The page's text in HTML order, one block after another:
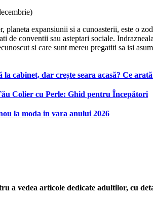
planeta expansiunii si a cunoasterii, este o
de conventii sau asteptari sociale.
si care sunt mereu pregatiti sa isi
la cabinet, dar crește seara acasă? Ce
Colier cu Perle: Ghid pentru Începători
la moda in vara anului 2026
a vedea articole dedicate adultilor, cu